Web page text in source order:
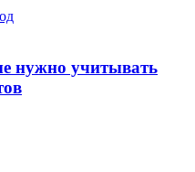
нужно учитывать